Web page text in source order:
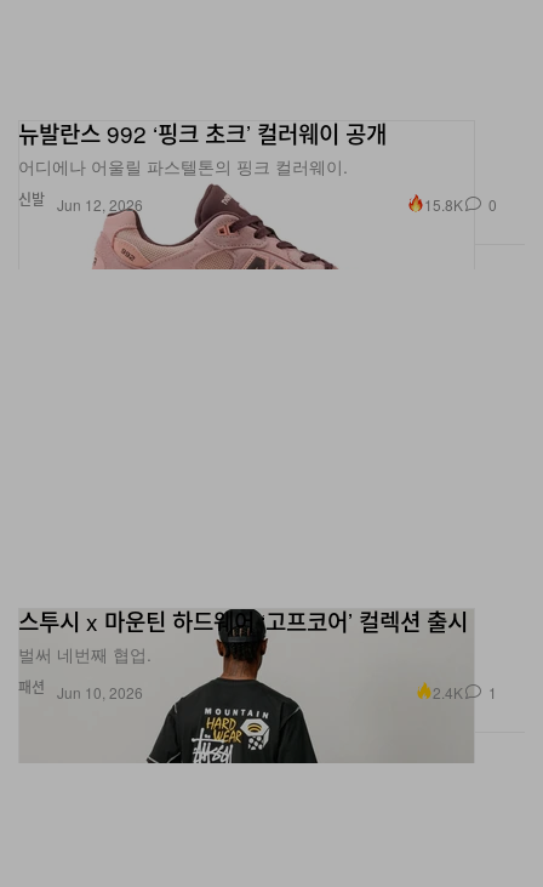
신발
뉴발란스 992 ‘핑크 초크’ 컬러웨이 공개
어디에나 어울릴 파스텔톤의 핑크 컬러웨이.
Jun 12, 2026 15.8K 0
패션
스투시 x 마운틴 하드웨어 ‘고프코어’ 컬렉션 출시
벌써 네번째 협업.
Jun 10, 2026 2.4K 1